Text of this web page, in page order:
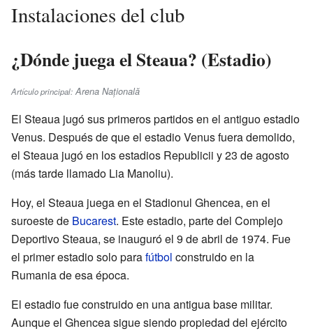
Instalaciones del club
¿Dónde juega el Steaua? (Estadio)
Artículo principal: Arena Națională
El Steaua jugó sus primeros partidos en el antiguo estadio
Venus. Después de que el estadio Venus fuera demolido,
el Steaua jugó en los estadios Republicii y 23 de agosto
(más tarde llamado Lia Manoliu).
Hoy, el Steaua juega en el Stadionul Ghencea, en el
suroeste de Bucarest. Este estadio, parte del Complejo
Deportivo Steaua, se inauguró el 9 de abril de 1974. Fue
el primer estadio solo parafútbol construido en la
Rumania de esa época.
El estadio fue construido en una antigua base militar.
Aunque el Ghencea sigue siendo propiedad del ejército